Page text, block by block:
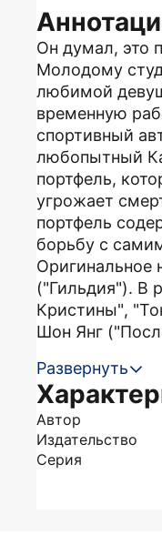
Он думал, это
Молодому
любимой
временную
спортивный
любопытный
портфель,
угрожает
портфель
борьбу с
Оригинальное
("Гильдия"). В
Кристины",
Шон Янг
Развернуть
Автор
Издательство
Серия